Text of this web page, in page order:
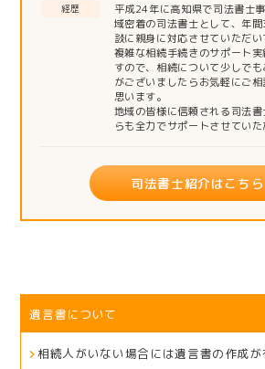
経歴
平成24年に高知県で司法書士
域密着の司法書士として、年
談に親身に対応させていただい
複雑な相続手続きのサポート
すので、相続について少しで
がございましたらお気軽にご
思います。
地域の皆様に信頼される司法
らも全力でサポートさせていた
司法書士紹介はこちら
遺言書について
相続人がいない場合には遺言書の作成が